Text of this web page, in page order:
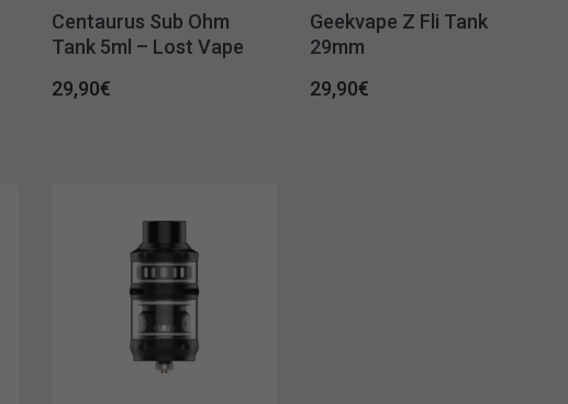
Centaurus Sub Ohm
Tank 5ml – Lost Vape
29,90€
Geekvape Z Fli Tank
29mm
29,90€